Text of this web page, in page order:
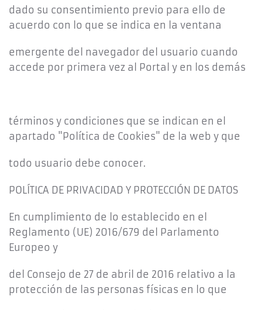
dado su consentimiento previo para ello de
acuerdo con lo que se indica en la ventana
emergente del navegador del usuario cuando
accede por primera vez al Portal y en los demás
términos y condiciones que se indican en el
apartado "Política de Cookies" de la web y que
todo usuario debe conocer.
POLÍTICA DE PRIVACIDAD Y PROTECCIÓN DE DATOS
En cumplimiento de lo establecido en el
Reglamento (UE) 2016/679 del Parlamento
Europeo y
del Consejo de 27 de abril de 2016 relativo a la
protección de las personas físicas en lo que